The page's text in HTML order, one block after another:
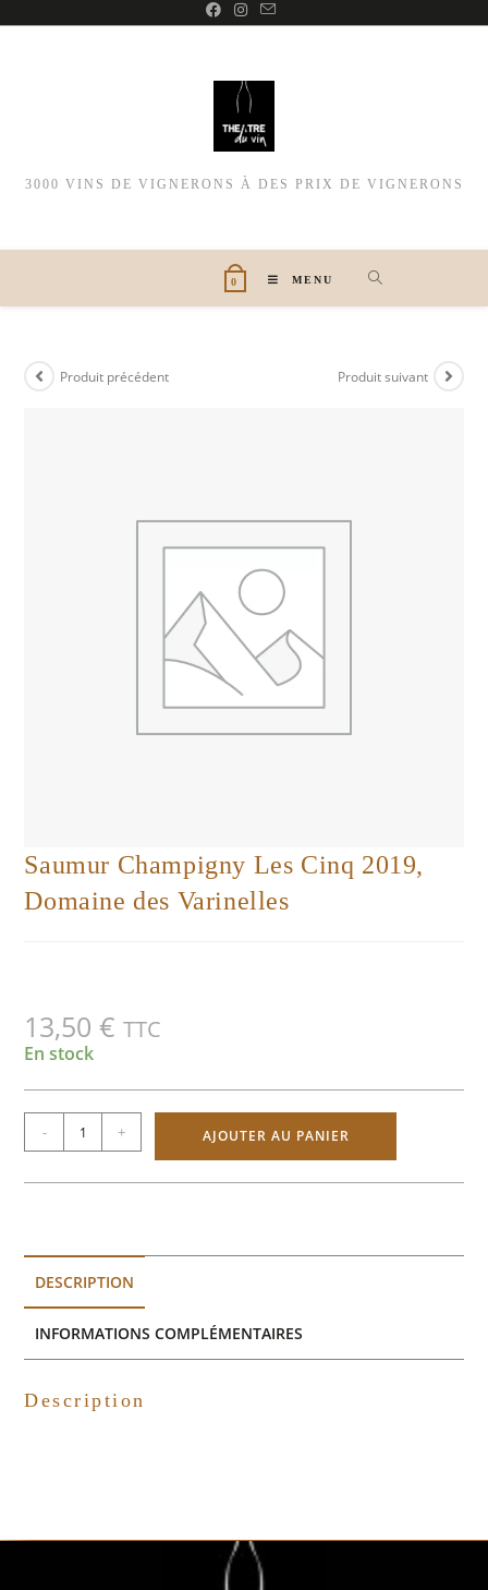
3000 VINS DE VIGNERONS À DES PRIX DE VIGNERONS
0 MENU
Produit précédent Produit suivant
Saumur Champigny Les Cinq 2019,
Domaine des Varinelles
13,50 € TTC
En stock
- + AJOUTER AU PANIER
DESCRIPTION
INFORMATIONS COMPLÉMENTAIRES
Description